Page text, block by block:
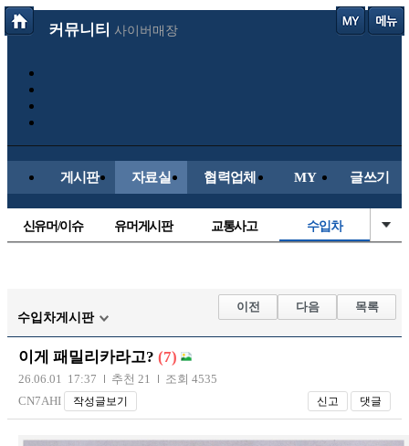
커뮤니티 사이버매장
게시판 자료실 협력업체 MY 글쓰기
신유머/이슈 유머게시판 교통사고 수입차
자유사진 군사/무기
트럭/버스
장착시공사진
수입차게시판
이전 다음 목록
이게 패밀리카라고? (7)
26.06.01 17:37 추천 21
조회 4535
CN7AHI
작성글보기 신고 댓글